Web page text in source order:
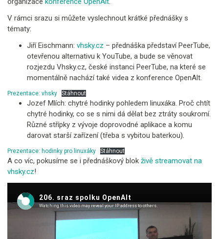
V rámci srazu si můžete vyslechnout krátké přednášky s
tématy:
Jiří Eischmann: vhsky.cz – přednáška představí PeerTube,
otevřenou alternativu k YouTube, a bude se věnovat
rozjezdu Vhsky.cz, české instanci PeerTube, na které se
momentálně nachází také videa z konference OpenAlt.
Prezentace: vhsky Stáhnout
Jozef Mlích: chytré hodinky pohledem linuxáka. Proč chtít
chytré hodinky, co se s nimi dá dělat bez ztráty soukromí.
Různé střípky z vývoje doprovodné aplikace a komu
darovat starší zařízení (třeba s vybitou baterkou).
Prezentace: hodinky pro linuxáky Stáhnout
A co víc, pokusíme se i přednáškový blok živě streamovat na
vhsky.cz!